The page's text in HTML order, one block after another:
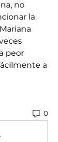
no
la
peor
a
0